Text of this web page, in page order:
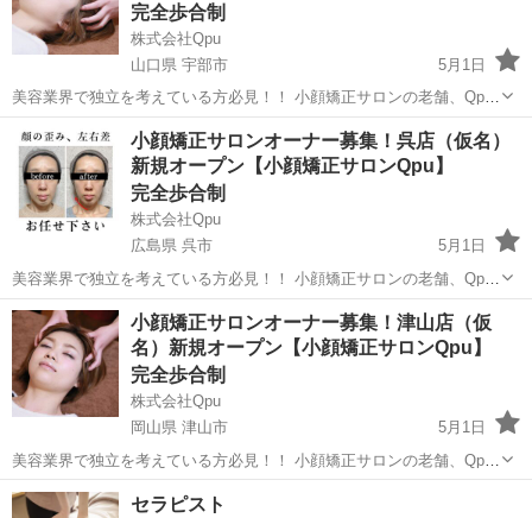
完全歩合制
株式会社Qpu
山口県 宇部市
5月1日
美容業界で独立を考えている方必見！！ 小顔矯正サロンの老舗、Qpu
のオーナーとして、新しいキャリアをスタートしませんか？？ 🌟 「キ
ュープ」ってどんなサロン？ 🌟 Qpuは2012年に東京の六本木で第1号
店をオープ...
山口 宇部市 セラピスト リモート
小顔矯正サロンオーナー募集！呉店（仮名）
新規オープン【小顔矯正サロンQpu】
完全歩合制
株式会社Qpu
広島県 呉市
5月1日
美容業界で独立を考えている方必見！！ 小顔矯正サロンの老舗、Qpu
のオーナーとして、新しいキャリアをスタートしませんか？？ 🌟 「キ
ュープ」ってどんなサロン？ 🌟 Qpuは2012年に東京の六本木で第1号
店をオープ...
広島 呉市 セラピスト リモート
小顔矯正サロンオーナー募集！津山店（仮
名）新規オープン【小顔矯正サロンQpu】
完全歩合制
株式会社Qpu
岡山県 津山市
5月1日
美容業界で独立を考えている方必見！！ 小顔矯正サロンの老舗、Qpu
のオーナーとして、新しいキャリアをスタートしませんか？？ 🌟 「キ
ュープ」ってどんなサロン？ 🌟 Qpuは2012年に東京の六本木で第1号
岡山 津山市 セラピスト
セラピスト